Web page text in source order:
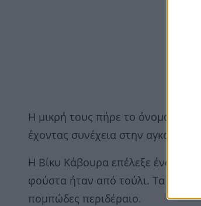
Η μικρή τους πήρε το όνομα
έχοντας συνέχεια στην αγκαλιά
Η Βίκυ Κάβουρα επέλεξε ένα
φούστα ήταν από τούλι. Τα
πομπώδες περιδέραιο.